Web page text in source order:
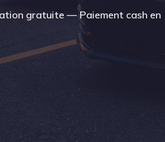
gratuite — Paiement cash en